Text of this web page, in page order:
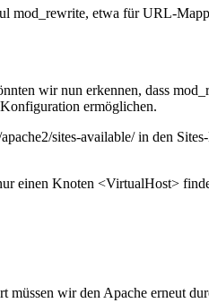
mod_rewrite, etwa fürURL-
wir nun erkennen, dass
ermöglichen.
sites-available/in den
einen Knoten <VirtualHost>
müssen wir den Apache erneut